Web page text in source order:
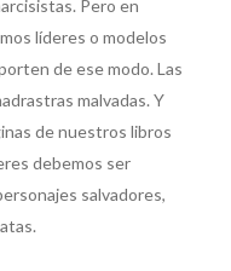
Pero en
líderes o modelos
de ese modo. Las
malvadas. Y
de nuestros libros
debemos ser
salvadores,